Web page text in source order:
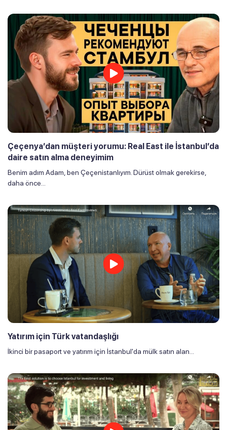
Çeçenya’dan müşteri yorumu: Real East ile İstanbul’da
daire satın alma deneyimim
Benim adım Adam, ben Çeçenistanlıyım. Dürüst olmak gerekirse,
daha önce...
Yatırım için Türk vatandaşlığı
İkinci bir pasaport ve yatırım için İstanbul'da mülk satın alan...